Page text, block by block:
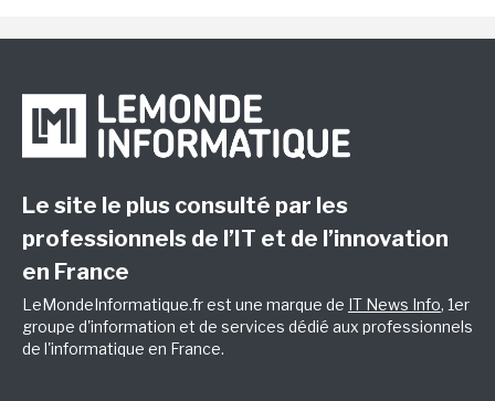
Le site le plus consulté par les
professionnels de l’IT et de l’innovation
en France
LeMondeInformatique.fr est une marque de IT News Info, 1er
groupe d'information et de services dédié aux professionnels
de l'informatique en France.